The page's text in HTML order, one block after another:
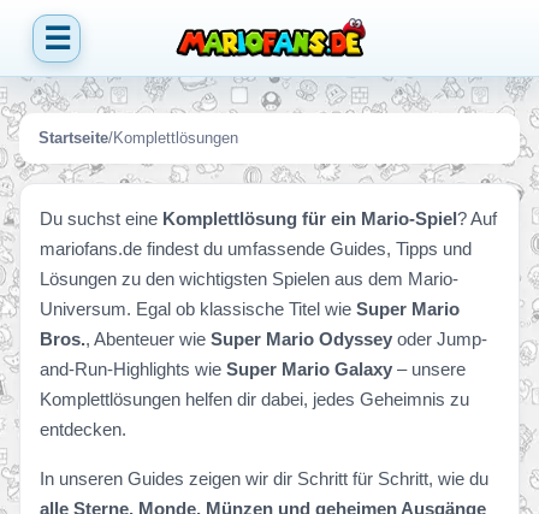
☰
Startseite/Komplettlösungen
Du suchst eine Komplettlösung für ein Mario-Spiel? Auf
mariofans.de findest du umfassende Guides, Tipps und
Lösungen zu den wichtigsten Spielen aus dem Mario-
Universum. Egal ob klassische Titel wie Super Mario
Bros., Abenteuer wie Super Mario Odyssey oder Jump-
and-Run-Highlights wie Super Mario Galaxy – unsere
Komplettlösungen helfen dir dabei, jedes Geheimnis zu
entdecken.
In unseren Guides zeigen wir dir Schritt für Schritt, wie du
alle Sterne, Monde, Münzen und geheimen Ausgänge